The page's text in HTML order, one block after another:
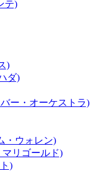
テ)
)
ダ)
バー・オーケストラ)
・ウォレン)
マリゴールド)
)